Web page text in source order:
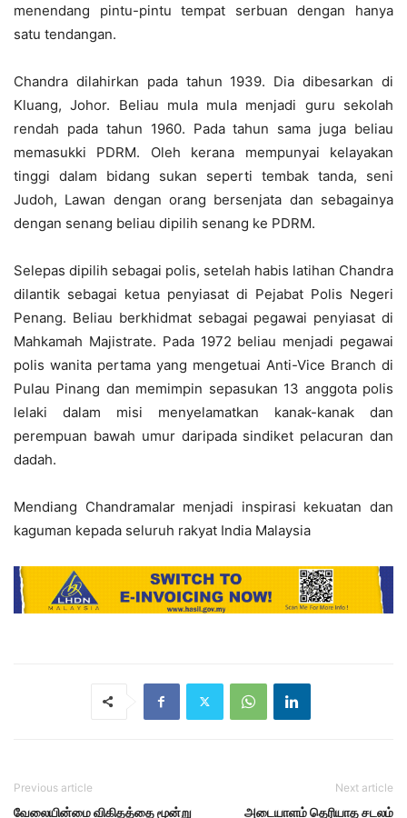
menendang pintu-pintu tempat serbuan dengan hanya
satu tendangan.
Chandra dilahirkan pada tahun 1939. Dia dibesarkan di
Kluang, Johor. Beliau mula mula menjadi guru sekolah
rendah pada tahun 1960. Pada tahun sama juga beliau
memasukki PDRM. Oleh kerana mempunyai kelayakan
tinggi dalam bidang sukan seperti tembak tanda, seni
Judoh, Lawan dengan orang bersenjata dan sebagainya
dengan senang beliau dipilih senang ke PDRM.
Selepas dipilih sebagai polis, setelah habis latihan Chandra
dilantik sebagai ketua penyiasat di Pejabat Polis Negeri
Penang. Beliau berkhidmat sebagai pegawai penyiasat di
Mahkamah Majistrate. Pada 1972 beliau menjadi pegawai
polis wanita pertama yang mengetuai Anti-Vice Branch di
Pulau Pinang dan memimpin sepasukan 13 anggota polis
lelaki dalam misi menyelamatkan kanak-kanak dan
perempuan bawah umur daripada sindiket pelacuran dan
dadah.
Mendiang Chandramalar menjadi inspirasi kekuatan dan
kaguman kepada seluruh rakyat India Malaysia
Previous article
வேலையின்மை விகிதத்தை மூன்று
Next article
அடையாளம் தெரியாத சடலம்